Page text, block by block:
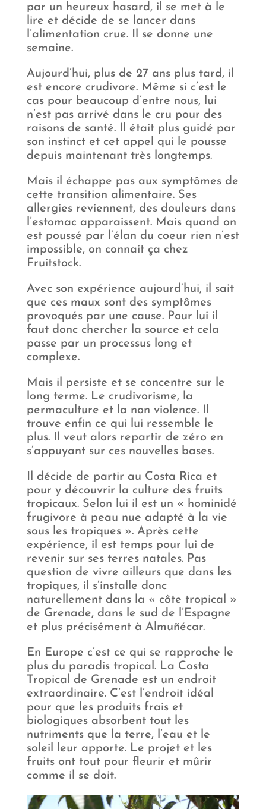
par un heureux hasard, il se met à le
lire et décide de se lancer dans
l’alimentation crue. Il se donne une
semaine.
Aujourd’hui, plus de 27 ans plus tard, il
est encore crudivore. Même si c’est le
cas pour beaucoup d’entre nous, lui
n’est pas arrivé dans le cru pour des
raisons de santé. Il était plus guidé par
son instinct et cet appel qui le pousse
depuis maintenant très longtemps.
Mais il échappe pas aux symptômes de
cette transition alimentaire. Ses
allergies reviennent, des douleurs dans
l’estomac apparaissent. Mais quand on
est poussé par l’élan du coeur rien n’est
impossible, on connait ça chez
Fruitstock.
Avec son expérience aujourd’hui, il sait
que ces maux sont des symptômes
provoqués par une cause. Pour lui il
faut donc chercher la source et cela
passe par un processus long et
complexe.
Mais il persiste et se concentre sur le
long terme. Le crudivorisme, la
permaculture et la non violence. Il
trouve enfin ce qui lui ressemble le
plus. Il veut alors repartir de zéro en
s’appuyant sur ces nouvelles bases.
Il décide de partir au Costa Rica et
pour y découvrir la culture des fruits
tropicaux. Selon lui il est un « hominidé
frugivore à peau nue adapté à la vie
sous les tropiques ». Après cette
expérience, il est temps pour lui de
revenir sur ses terres natales. Pas
question de vivre ailleurs que dans les
tropiques, il s’installe donc
naturellement dans la « côte tropical »
de Grenade, dans le sud de l’Espagne
et plus précisément à Almuñécar.
En Europe c’est ce qui se rapproche le
plus du paradis tropical. La Costa
Tropical de Grenade est un endroit
extraordinaire. C’est l’endroit idéal
pour que les produits frais et
biologiques absorbent tout les
nutriments que la terre, l’eau et le
soleil leur apporte. Le projet et les
fruits ont tout pour fleurir et mûrir
comme il se doit.